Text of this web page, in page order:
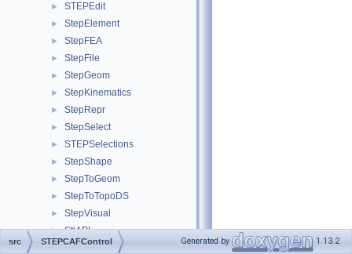
► STEPEdit
► StepElement
► StepFEA
► StepFile
► StepGeom
► StepKinematics
► StepRepr
► StepSelect
► STEPSelections
► StepShape
► StepToGeom
► StepToTopoDS
► StepVisual
► StlAPI
► Storage
src STEPCAFControl Generated by 1.13.2